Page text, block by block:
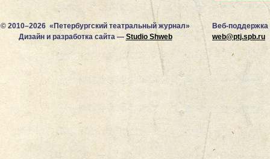
© 2010–2026 «Петербургский театральный журнал»
Дизайн и разработка сайта — Studio Shweb
Веб-поддержка
web@ptj.spb.ru